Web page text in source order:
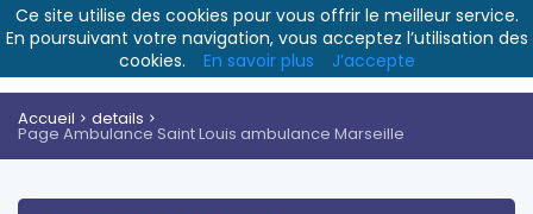
Accueil details
Page Ambulance Saint Louis ambulance Marseille
Ce site utilise des cookies pour vous offrir le meilleur service.
En poursuivant votre navigation, vous acceptez l’utilisation des
cookies.
En savoir plus J’accepte